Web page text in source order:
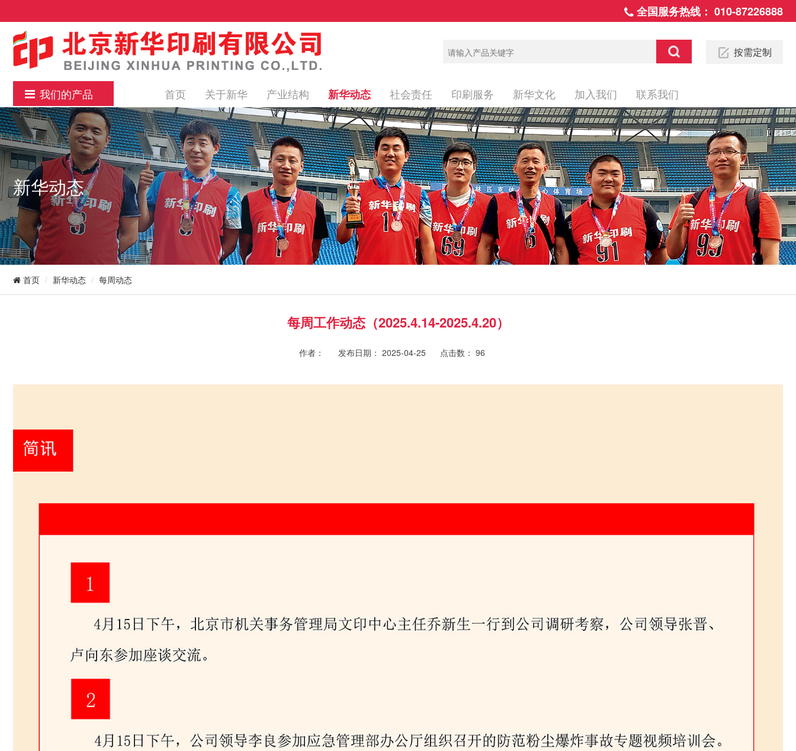
全国服务热线： 010-87226888
按需定制
我们的产品 首页 关于新华 产业结构 新华动态 社会责任 印刷服务 新华文化 加入我们 联系我们
新华动态
首页 新华动态 每周动态
每周工作动态（2025.4.14-2025.4.20）
作者： 发布日期： 2025-04-25 点击数： 96